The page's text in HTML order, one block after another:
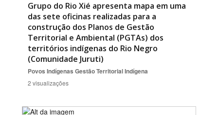
Grupo do Rio Xié apresenta mapa em uma
das sete oficinas realizadas para a
construção dos Planos de Gestão
Territorial e Ambiental (PGTAs) dos
territórios indígenas do Rio Negro
(Comunidade Juruti)
Povos Indígenas Gestão Territorial Indígena
2 visualizações